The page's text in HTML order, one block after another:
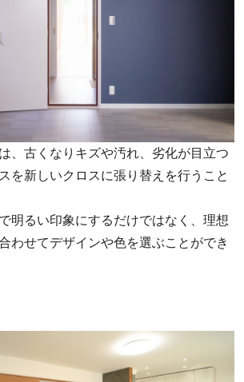
、古くなりキズや汚れ、劣化が目立つ
を新しいクロスに張り替えを行うこと
明るい印象にするだけではなく、理想
わせてデザインや色を選ぶことができ